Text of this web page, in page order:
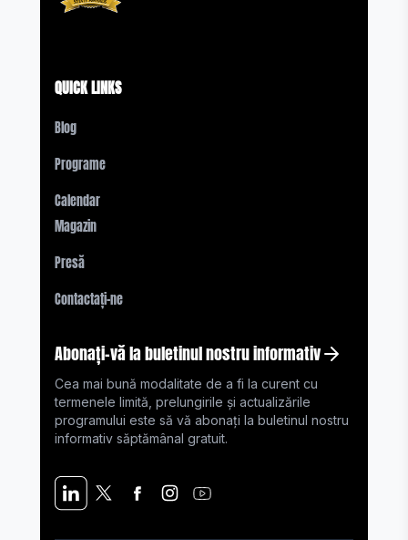
QUICK LINKS
Blog
Programe
Calendar
Magazin
Presă
Contactați-ne
Abonați-vă la buletinul nostru informativ
Cea mai bună modalitate de a fi la curent cu
termenele limită, prelungirile și actualizările
programului este să vă abonați la buletinul nostru
informativ săptămânal gratuit.